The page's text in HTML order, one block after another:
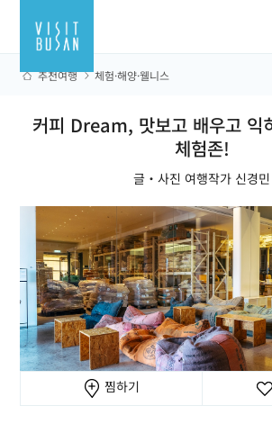
추천여행 체험·해양·웰니스
커피 Dream, 맛보고 배우고 익
체험존!
글‧사진 여행작가 신경민
찜하기